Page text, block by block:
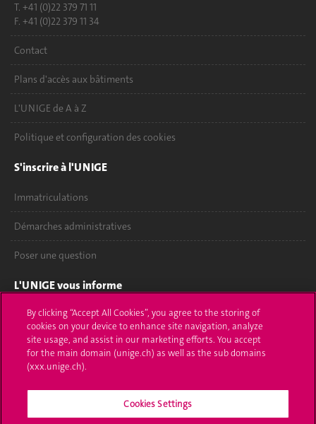
T. +41 (0)22 379 71 11
F. +41 (0)22 379 11 34
Contact
Plans d'accès aux bâtiments
L'UNIGE de A à Z
Politique et configuration des cookies
S'inscrire à l'UNIGE
Immatriculations
Démarches administratives
Poser une question
L'UNIGE vous informe
UNIGE Mobile
Médias
Offres d'emploi
By clicking “Accept All Cookies”, you agree to the storing of
cookies on your device to enhance site navigation, analyze
site usage, and assist in our marketing efforts. You accept
for the main domain (unige.ch) as well as the sub domains
(xxx.unige.ch).
Cookies Settings